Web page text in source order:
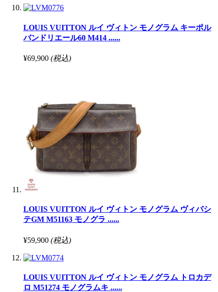
LOUIS VUITTON ルイ ヴィトン モノグラム キーポル
バンドリエール60 M414 ......
¥69,900 (税込)
LOUIS VUITTON ルイ ヴィトン モノグラム ヴィバシ
テGM M51163 モノグラ ......
¥59,900 (税込)
LOUIS VUITTON ルイ ヴィトン モノグラム トロカデ
ロ M51274 モノグラムキ ......